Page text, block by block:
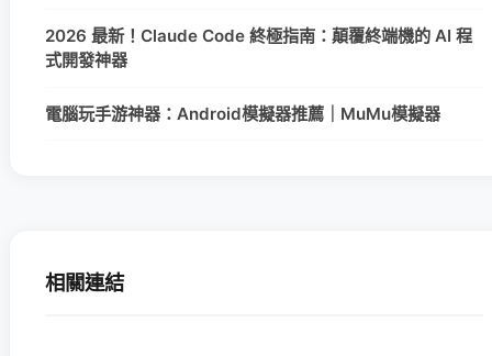
2026 最新！Claude Code 終極指南：顛覆終端機的 AI 程
式開發神器
電腦玩手游神器：Android模擬器推薦｜MuMu模擬器
相關連結